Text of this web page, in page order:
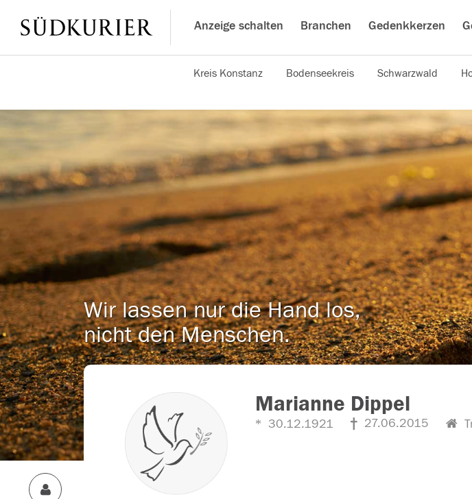
Anzeige schalten Branchen Gedenkkerzen
Kreis Konstanz Bodenseekreis Schwarzwald
Wir lassen nur die Hand los,
nicht den Menschen.
Marianne Dippel
30.12.1921 27.06.2015